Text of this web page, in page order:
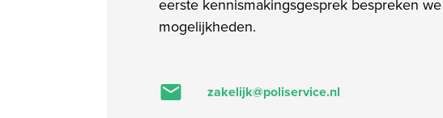
eerste kennismakingsgesprek bespreken
mogelijkheden.
zakelijk@poliservice.nl